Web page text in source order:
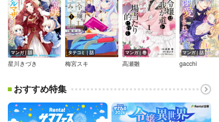
マンガ｜話
星川きづき
タテコミ｜話
梅宮スキ
マンガ｜巻
高瀬雛
マンガ｜話
gacchi
おすすめ特集